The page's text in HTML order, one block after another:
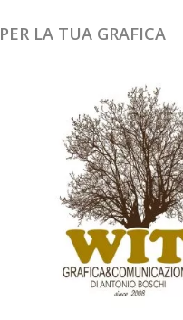
PER LA TUA GRAFICA